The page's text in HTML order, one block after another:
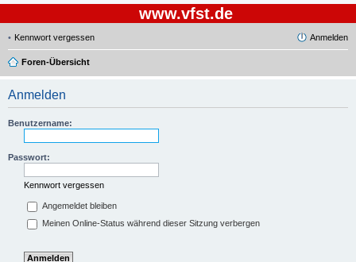
www.vfst.de
Kennwort vergessen Anmelden
Foren-Übersicht
Anmelden
Benutzername:
Passwort:
Kennwort vergessen
Angemeldet bleiben
Meinen Online-Status während dieser Sitzung verbergen